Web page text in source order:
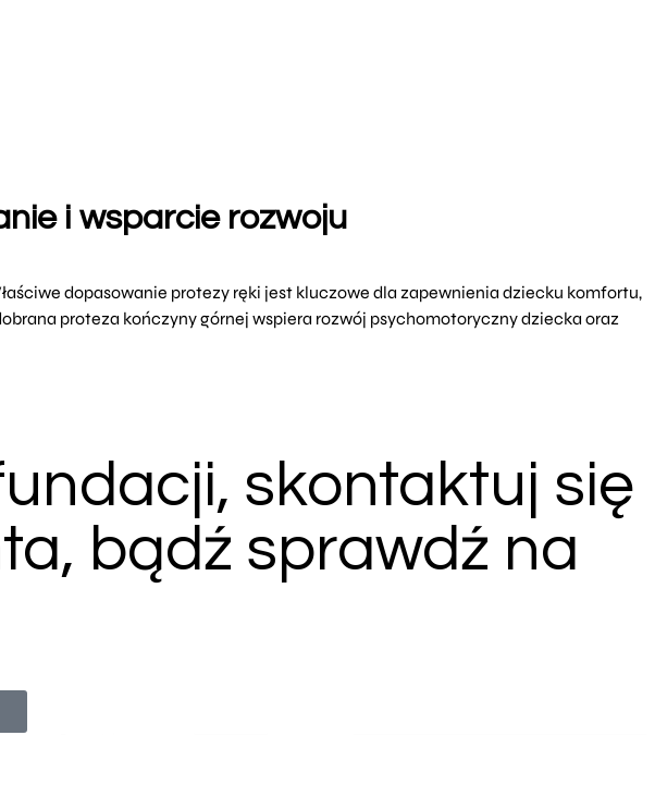
i wsparcie rozwoju
dopasowanie protezy ręki jest kluczowe dla zapewnienia dziecku komfortu,
proteza kończyny górnej wspiera rozwój psychomotoryczny dziecka oraz
skontaktuj się
bądź sprawdź na